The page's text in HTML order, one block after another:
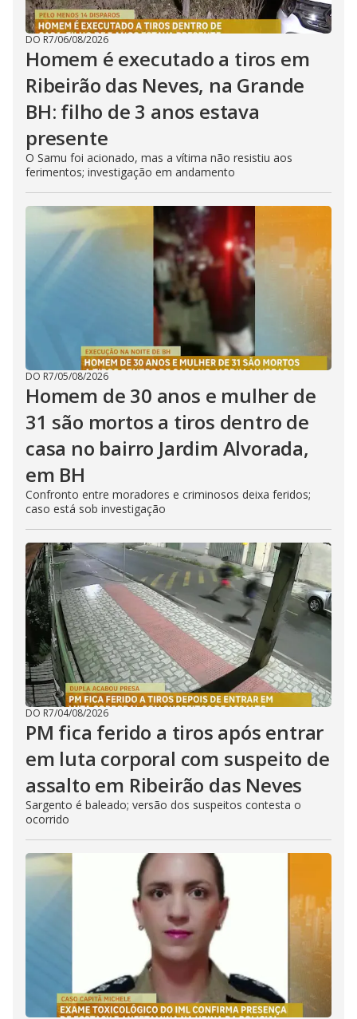
DO R7/06/08/2026
Homem é executado a tiros em
Ribeirão das Neves, na Grande
BH: filho de 3 anos estava
presente
O Samu foi acionado, mas a vítima não resistiu aos
ferimentos; investigação em andamento
DO R7/05/08/2026
Homem de 30 anos e mulher de
31 são mortos a tiros dentro de
casa no bairro Jardim Alvorada,
em BH
Confronto entre moradores e criminosos deixa feridos;
caso está sob investigação
DO R7/04/08/2026
PM fica ferido a tiros após entrar
em luta corporal com suspeito de
assalto em Ribeirão das Neves
Sargento é baleado; versão dos suspeitos contesta o
ocorrido